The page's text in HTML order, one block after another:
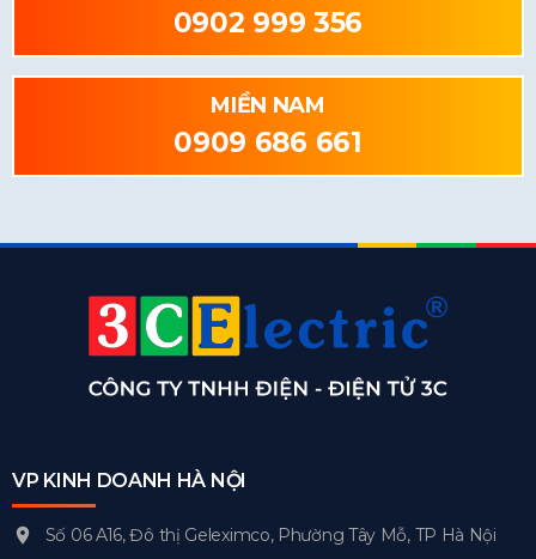
0902 999 356
MIỀN NAM
0909 686 661
VP KINH DOANH HÀ NỘI
Số 06 A16, Đô thị Geleximco, Phường Tây Mỗ, TP Hà Nội